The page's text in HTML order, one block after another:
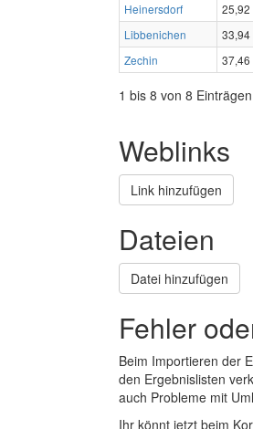
Heinersdorf
25,92
Libbenichen
33,94
Zechin
37,46
1 bis 8 von 8 Einträgen
Weblinks
Link hinzufügen
Dateien
Datei hinzufügen
Fehler
Beim Importieren der
den Ergebnislisten
auch Probleme mit
Ihr könnt jetzt beim